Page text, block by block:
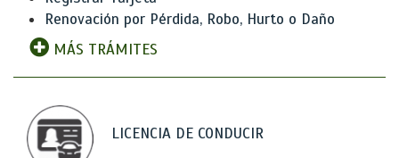
Renovación por Pérdida, Robo, Hurto o Daño
MÁS TRÁMITES
LICENCIA DE CONDUCIR